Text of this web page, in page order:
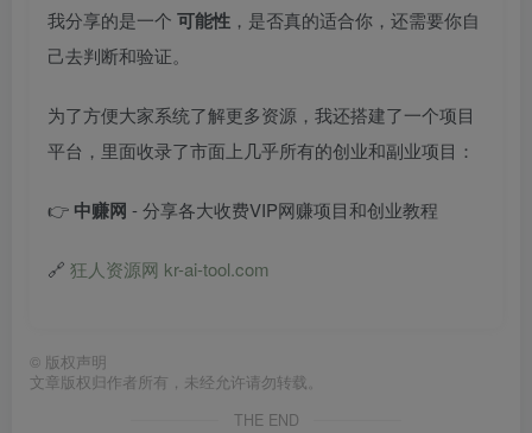
我分享的是一个 可能性 ，是否真的适合你，还需要你自
己去判断和验证。
为了方便大家系统了解更多资源，我还搭建了一个项目
平台，里面收录了市面上几乎所有的创业和副业项目：
👉 中赚网 - 分享各大收费VIP网赚项目和创业教程
🔗 狂人资源网 kr-ai-tool.com
© 版权声明
文章版权归作者所有，未经允许请勿转载。
THE END